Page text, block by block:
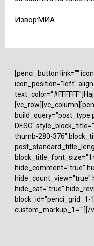
Извор:МИА
[penci_button link=""
icon_position="left"
DESC"
thumb-280-376"
hide_comment="true"
hide_count_view="true"
hide_cat="true"
block_id="penci_grid_1-
custom_markup_1=""][/